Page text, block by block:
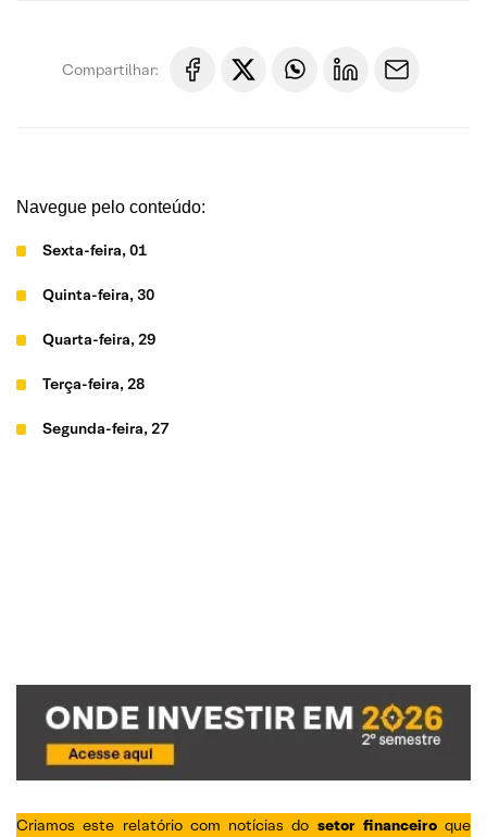
Compartilhar:
Navegue pelo conteúdo:
Sexta-feira, 01
Quinta-feira, 30
Quarta-feira, 29
Terça-feira, 28
Segunda-feira, 27
Criamos este relatório com notícias do setor financeiroque